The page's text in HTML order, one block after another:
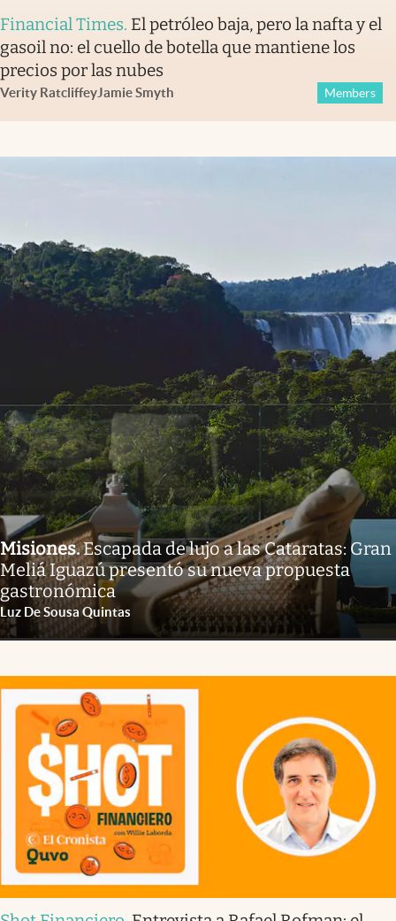
Financial Times. El petróleo baja, pero la nafta y el
gasoil no: el cuello de botella que mantiene los
precios por las nubes
Verity RatcliffeyJamie Smyth Members
Misiones.Escapada de lujo a las Cataratas: Gran
Meliá Iguazú presentó su nueva propuesta
gastronómica
Luz De Sousa Quintas